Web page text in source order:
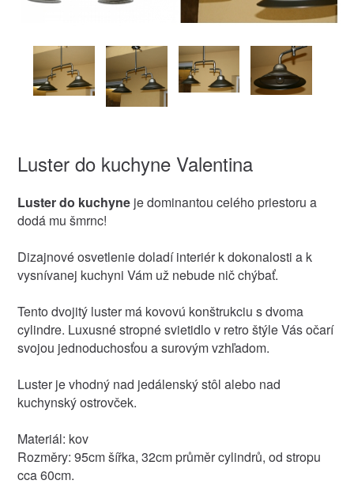
Luster do kuchyne Valentina
Luster do kuchyne je dominantou celého priestoru a
dodá mu šmrnc!
Dizajnové osvetlenie doladí interiér k dokonalosti a k
vysnívanej kuchyni Vám už nebude nič chýbať.
Tento dvojitý luster má kovovú konštrukciu s dvoma
cylindre. Luxusné stropné svietidlo v retro štýle Vás očarí
svojou jednoduchosťou a surovým vzhľadom.
Luster je vhodný nad jedálenský stôl alebo nad
kuchynský ostrovček.
Materiál: kov
Rozměry: 95cm šířka, 32cm průměr cylindrů, od stropu
cca 60cm.